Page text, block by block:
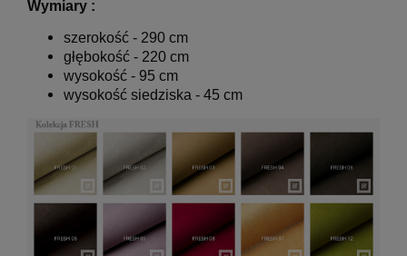
Wymiary :
szerokość - 290 cm
głębokość - 220 cm
wysokość - 95 cm
wysokość siedziska - 45 cm